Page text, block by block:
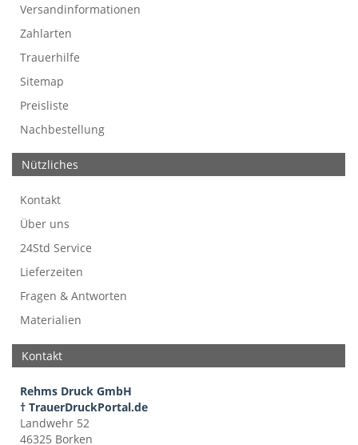
Versandinformationen
Zahlarten
Trauerhilfe
Sitemap
Preisliste
Nachbestellung
Werbefreie Trauerkarten
Tipps
So bestellen Sie
Preise und Muster
Texte für Trauerkarten
Texte für Kondolenzkarten
Nützliches
Kontakt
Über uns
24Std Service
Lieferzeiten
Fragen & Antworten
Materialien
Kontakt
Rehms Druck GmbH
† TrauerDruckPortal.de
Landwehr 52
46325 Borken